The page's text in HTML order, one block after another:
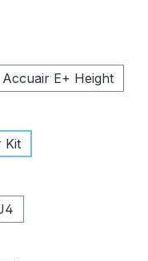
Accuair E+ Height
Kit